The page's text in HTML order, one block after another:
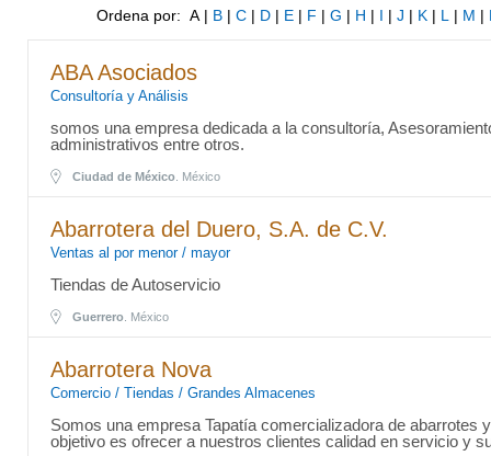
Ordena por: A | B| C| D| E| F | G | H | I | J | K| L | M |
ABA Asociados
Consultoría y Análisis
somos una empresa dedicada a la consultoría,
administrativos​ entre otros.
Ciudad de México . México
Abarrotera del Duero, S.A. de C.V.
Ventas al por menor / mayor
Tiendas de Autoservicio
Guerrero . México
Abarrotera Nova
Comercio / Tiendas / Grandes Almacenes
Somos una empresa Tapatía comercializadora de abarrotes
objetivo es ofrecer a nuestros clientes calidad en servicio y